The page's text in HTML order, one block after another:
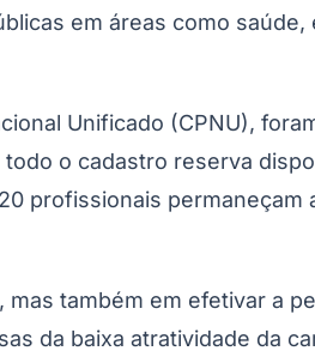
em áreas como saúde,
Unificado (CPNU),
o cadastro reserva
profissionais permaneçam
também em efetivar a
da baixa atratividade da